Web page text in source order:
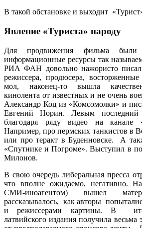
В такой обстановке и выходит
Явление «Туриста» народу
Для продвижения фильма были
информационные ресурсы так
РИА ФАН довольно нажористо писал
режиссера, продюсера,
мол, наконец-то вышла
кинолента от известных и не очень
Александр Коц из «Комсомолки» и
Евгений Норин. Левым
благодаря ряду видео на канале
Например, про пермских танкистов в
или про теракт в Буденновске. А
«Спутнике и Погроме». Выступил в
Милонов.
В свою очередь либеральная пресса
что вполне ожидаемо, негативно.
СМИ-иноагентом) вышел
рассказывалось, как авторы
и режиссерами картины. В
латвийского издания получила весьма